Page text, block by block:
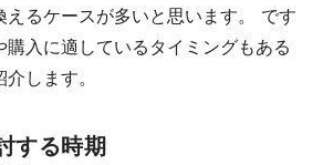
えるケースが多いと思います。 です
購入に適しているタイミングもある
します。
する時期